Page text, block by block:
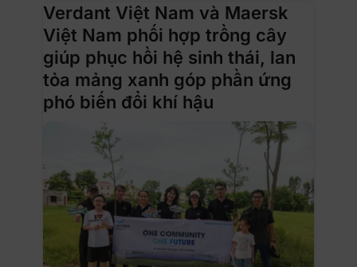
Verdant Việt Nam và Maersk
Việt Nam phối hợp trồng cây
giúp phục hồi hệ sinh thái, lan
tỏa mảng xanh góp phần ứng
phó biến đổi khí hậu